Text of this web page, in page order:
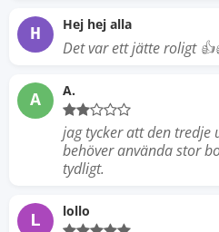
H Hej hej alla
Det var ett jätte roligt
A A.
jag tycker att den tredje
behöver använda stor
tydligt.
L lollo